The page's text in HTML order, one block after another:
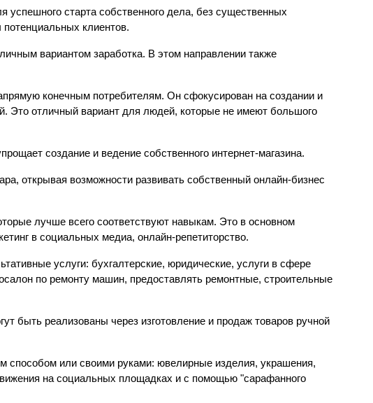
старта собственного дела, без существенных
клиентов.
вариантом заработка. В этом направлении также
конечным потребителям. Он сфокусирован на создании и
Это отличный вариант для людей, которые не имеют большого
создание и ведение собственного интернет-магазина.
открывая возможности развивать собственный онлайн-бизнес
лучше всего соответствуют навыкам. Это в основном
в социальных медиа, онлайн-репетиторство.
услуги: бухгалтерские, юридические, услуги в сфере
по ремонту машин, предоставлять ремонтные, строительные
быть реализованы через изготовление и продаж товаров ручной
способом или своими руками: ювелирные изделия, украшения,
на социальных площадках и с помощью "сарафанного